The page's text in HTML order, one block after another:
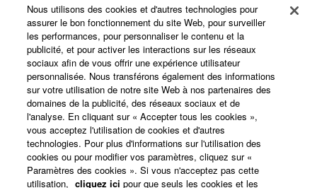
Yamaha Music ID - Enregistrement
A propos de Yamaha
France - French
Professionnel
Nous utilisons des cookies et d'autres technologies pour
assurer le bon fonctionnement du site Web, pour surveiller
les performances, pour personnaliser le contenu et la
publicité, et pour activer les interactions sur les réseaux
sociaux afin de vous offrir une expérience utilisateur
personnalisée. Nous transférons également des informations
sur votre utilisation de notre site Web à nos partenaires des
domaines de la publicité, des réseaux sociaux et de
l'analyse. En cliquant sur « Accepter tous les cookies »,
vous acceptez l'utilisation de cookies et d'autres
technologies. Pour plus d'informations sur l'utilisation des
cookies ou pour modifier vos paramètres, cliquez sur «
Paramètres des cookies ». Si vous n'acceptez pas cette
utilisation, cliquez ici pour que seuls les cookies et les